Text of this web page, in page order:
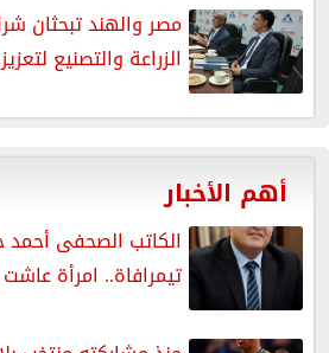
مصر والهند تبحثان
الزراعة والتصنيع
أهم الأخبار
الكاتب الصحفى
تيمرافاة.. امرأة